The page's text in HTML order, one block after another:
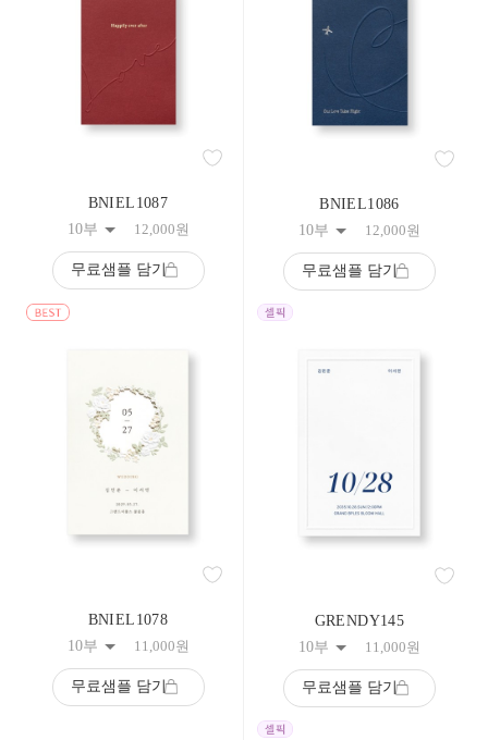
BNIEL1087
10부
12,000원
무료샘플 담기
BNIEL1086
10부
12,000원
무료샘플 담기
BNIEL1078
10부
11,000원
무료샘플 담기
GRENDY145
10부
11,000원
무료샘플 담기